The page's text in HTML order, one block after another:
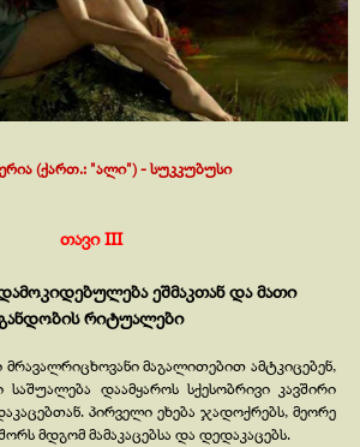
(ქართ.: "ალი") -სუკკუბუსი
თავი III
ეშმაკთან და მათი
რიტუალები
მრავალრიცხოვანი მაგალითებით ამტკიცებენ,
საშუალება დაამყაროს სქესობრივი კავშირი
პირველი ეხება ჯადოქრებს, მეორე
მდგომ მამაკაცებსა და დედაკაცებს.